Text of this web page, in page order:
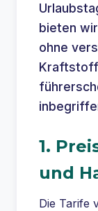
bieten
ohne
Kraftstoff
1.
und
Die Tarife